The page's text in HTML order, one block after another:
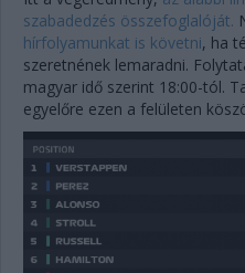
szabadedzés összefoglalóját.
hírfolyamunkat is követni, ha
szeretnének lemaradni.
magyar idő szerint 18:00-tól.
egyelőre ezen a felületen